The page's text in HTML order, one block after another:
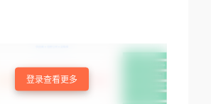
登录查看更多